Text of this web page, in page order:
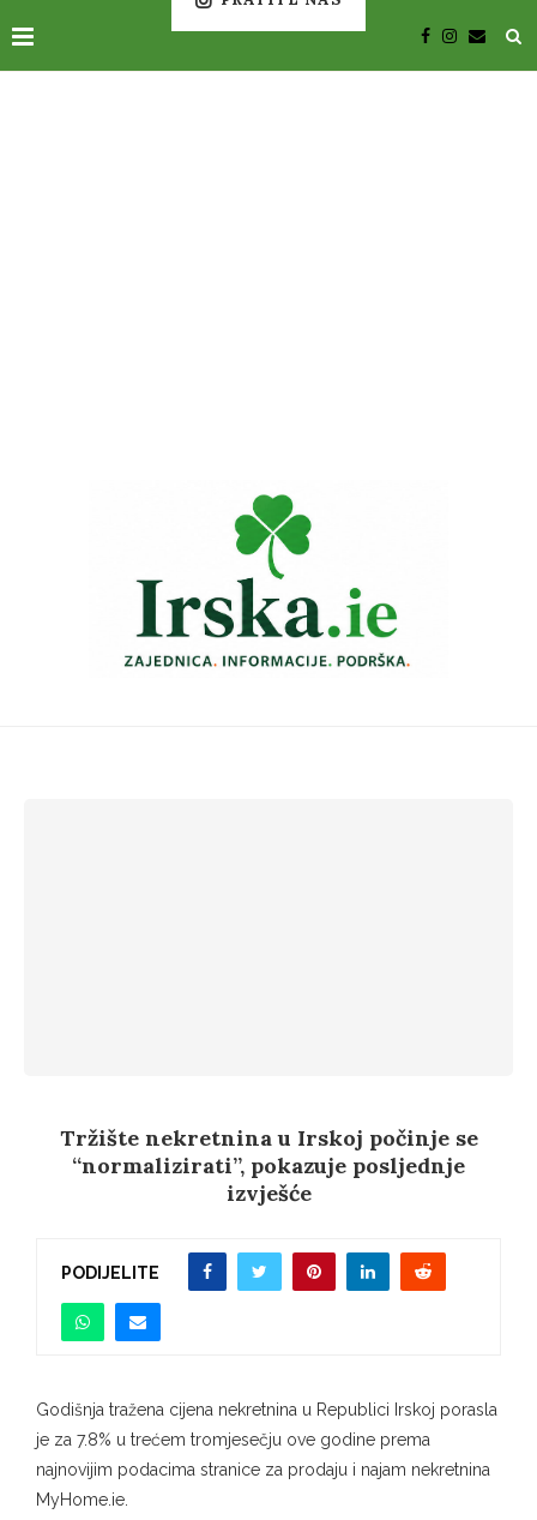
Tržište nekretnina u Irskoj počinje se
“normalizirati”, pokazuje posljednje
izvješće
PODIJELITE
Godišnja tražena cijena nekretnina u Republici Irskoj porasla
je za 7.8% u trećem tromjesečju ove godine prema
najnovijim podacima stranice za prodaju i najam nekretnina
MyHome.ie.